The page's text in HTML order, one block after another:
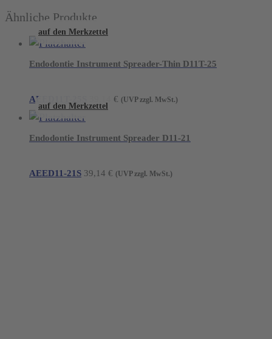
Ähnliche Produkte
auf den Merkzettel
Endodontie Instrument Spreader-Thin D11T-25
AEED11T-25S € (UVP zzgl. MwSt.)
auf den Merkzettel
Endodontie Instrument Spreader D11-21
AEED11-21S 39,14 € (UVP zzgl. MwSt.)